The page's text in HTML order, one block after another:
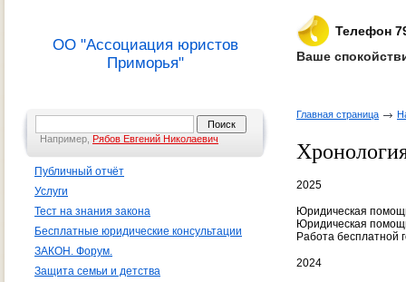
ОО "Ассоциация юристов
Приморья"
Телефон
Ваше
Например, Рябов Евгений Николаевич
Публичный отчёт
Услуги
Тест на знания закона
Бесплатные юридические консультации
ЗАКОН. Форум.
Защита семьи и детства
Главная страница
2025
Юридическая
Юридическая
Работа бесплатной
2024